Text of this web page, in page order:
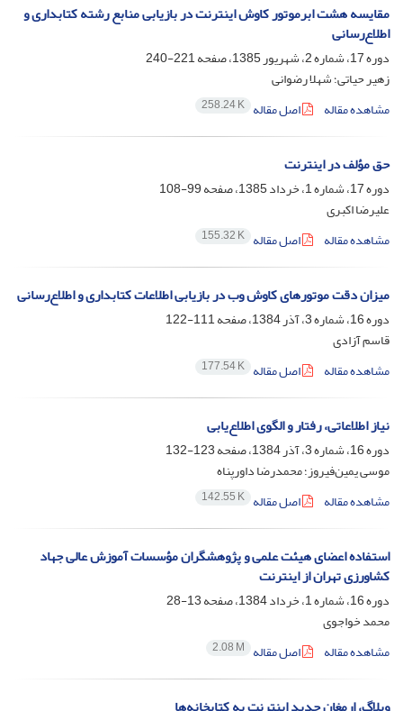
مقایسه هشت ابرموتور کاوش اینترنت در بازیابی منابع رشته کتابداری و
اطلاع‌رسانی
دوره 17، شماره 2، شهریور 1385، صفحه
221-240
زهیر حیاتی؛ شهلا رضوانی
مشاهده مقاله
اصل مقاله 258.24 K
حق مؤلف در اینترنت
دوره 17، شماره 1، خرداد 1385، صفحه
99-108
علیرضا اکبری
مشاهده مقاله
اصل مقاله 155.32 K
میزان دقت موتورهای کاوش وب در بازیابی اطلاعات کتابداری و اطلاع‌رسانی
دوره 16، شماره 3، آذر 1384، صفحه
111-122
قاسم آزادی
مشاهده مقاله
اصل مقاله 177.54 K
نیاز اطلاعاتی، رفتار و الگوی اطلاع‌یابی
دوره 16، شماره 3، آذر 1384، صفحه
123-132
موسی یمین‌فیروز؛ محمدرضا داورپناه
مشاهده مقاله
اصل مقاله 142.55 K
استفاده اعضای هیئت علمی و پژوهشگران مؤسسات آموزش عالی جهاد
کشاورزی تهران از اینترنت
دوره 16، شماره 1، خرداد 1384، صفحه
13-28
محمد خواجوی
مشاهده مقاله
اصل مقاله 2.08 M